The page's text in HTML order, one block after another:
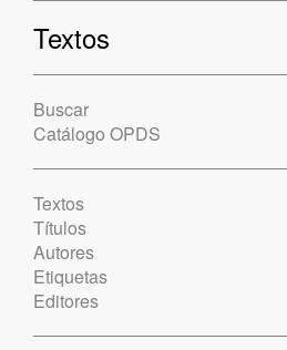
Textos
Buscar
Catálogo OPDS
Textos
Títulos
Autores
Etiquetas
Editores